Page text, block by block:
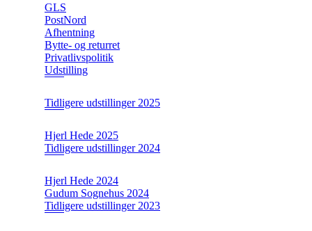
GLS
PostNord
Afhentning
Bytte- og returret
Privatlivspolitik
Udstilling
Tidligere udstillinger 2025
Hjerl Hede 2025
Tidligere udstillinger 2024
Hjerl Hede 2024
Gudum Sognehus 2024
Tidligere udstillinger 2023